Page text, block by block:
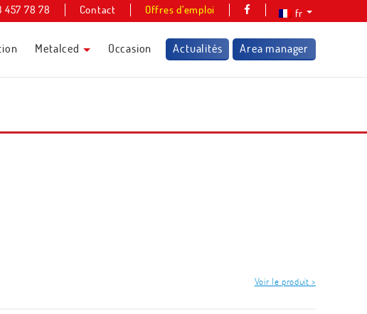
457 78 78 Contact Offres d’emploi fr
Metalced Occasion Actualités Area manager
Voir le produit >